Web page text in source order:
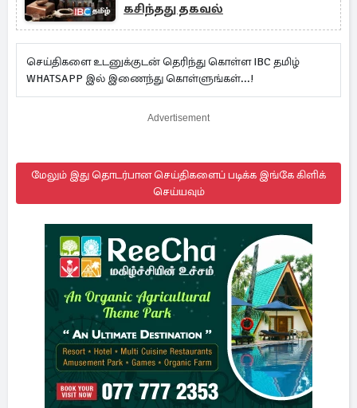
கசிந்தது தகவல்
செய்திகளை உடனுக்குடன் தெரிந்து கொள்ள IBC தமிழ்
WHATSAPP இல் இணைந்து கொள்ளுங்கள்...!
Advertisement
மேலும் இது தொடர்பான செய்திகளைப் படிக்க இங்கே கிளிக்
செய்யவும்